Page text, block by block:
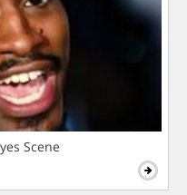
Scene